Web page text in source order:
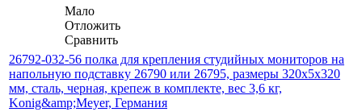
Мало
Отложить
Сравнить
26792-032-56 полка для крепления студийных мониторов на
напольную подставку 26790 или 26795, размеры 320х5х320
мм, сталь, черная, крепеж в комплекте, вес 3,6 кг,
Konig&amp;Meyer, Германия